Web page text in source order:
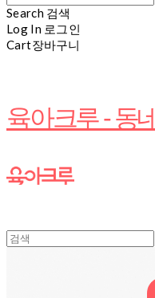
Search 검색
Log In 로그인
Cart장바구니
육아크루 - 동